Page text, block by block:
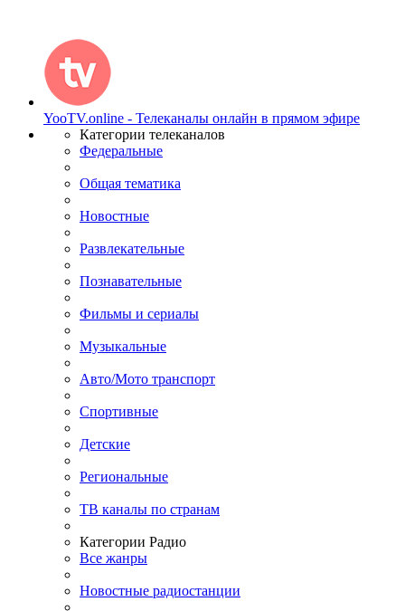
YooTV.online - Телеканалы онлайн в прямом эфире
Категории телеканалов
Федеральные
Общая тематика
Новостные
Развлекательные
Познавательные
Фильмы и сериалы
Музыкальные
Авто/Мото транспорт
Спортивные
Детские
Региональные
ТВ каналы по странам
Категории Радио
Все жанры
Новостные радиостанции